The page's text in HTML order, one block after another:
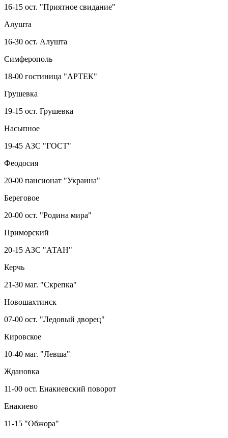
16-15 ост. "Приятное свидание"
Алушта
16-30 ост. Алушта
Симферополь
18-00 гостиница "АРТЕК"
Грушевка
19-15 ост. Грушевка
Насыпное
19-45 АЗС "ГОСТ"
Феодосия
20-00 пансионат "Украина"
Береговое
20-00 ост. "Родина мира"
Приморский
20-15 АЗС "АТАН"
Керчь
21-30 маг. "Скрепка"
Новошахтинск
07-00 ост. "Ледовый дворец"
Кировское
10-40 маг. "Левша"
Ждановка
11-00 ост. Енакиевский поворот
Енакиево
11-15 "Обжора"